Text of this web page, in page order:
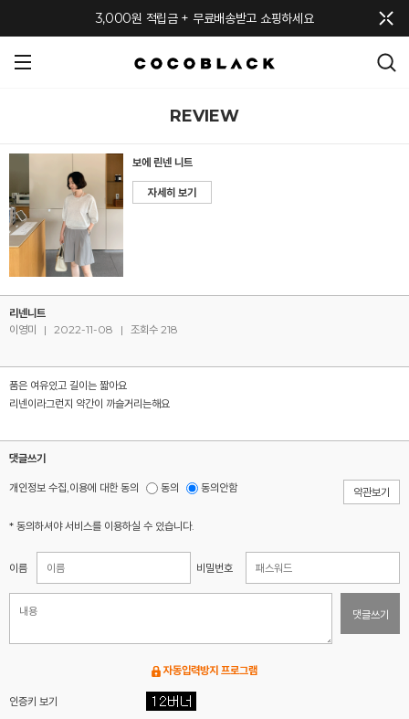
3,000원 적립금 + 무료배송받고 쇼핑하세요
REVIEW
보에 린넨 니트
자세히 보기
리넨니트
이영미
| 2022-11-08 | 조회수 218
품은 여유있고 길이는 짧아요
리넨이라그런지 약간이 까슬거리는해요
댓글쓰기
개인정보 수집,이용에 대한 동의 동의 동의안함 약관보기
* 동의하셔야 서비스를 이용하실 수 있습니다.
이름 비밀번호
댓글쓰기
자동입력방지 프로그램
인증키 보기